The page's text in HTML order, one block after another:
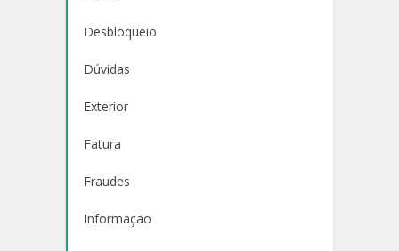
Desbloqueio
Dúvidas
Exterior
Fatura
Fraudes
Informação